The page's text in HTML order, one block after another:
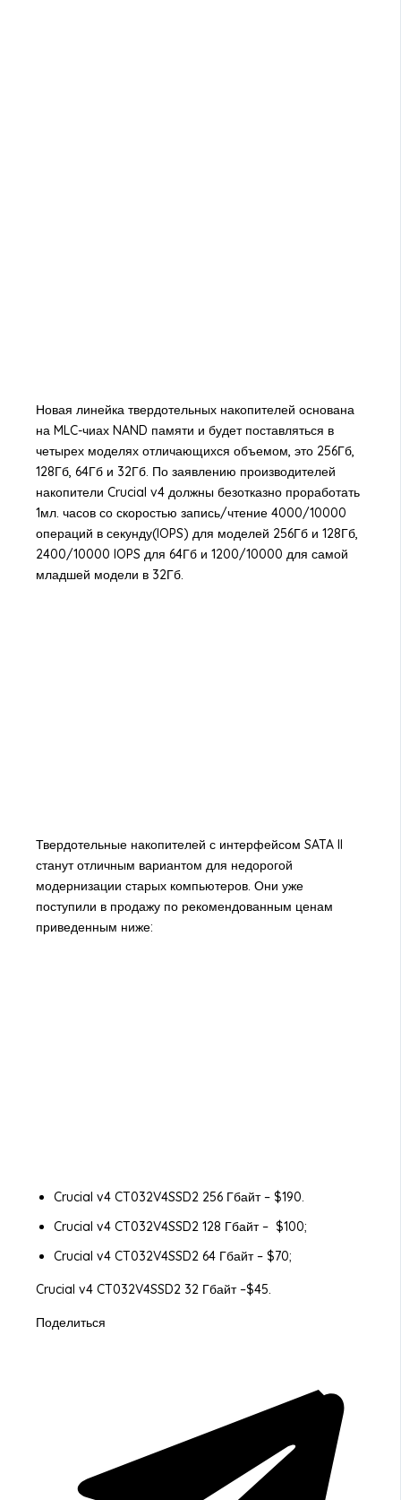
Новая линейка твердотельных накопителей основана
на MLC-чиах NAND памяти и будет поставляться в
четырех моделях отличающихся объемом, это 256Гб,
128Гб, 64Гб и 32Гб. По заявлению производителей
накопители Crucial v4 должны безотказно проработать
1мл. часов со скоростью запись/чтение 4000/10000
операций в секунду(IOPS) для моделей 256Гб и 128Гб,
2400/10000 IOPS для 64Гб и 1200/10000 для самой
младшей модели в 32Гб.
Твердотельные накопителей с интерфейсом SATA II
станут отличным вариантом для недорогой
модернизации старых компьютеров. Они уже
поступили в продажу по рекомендованным ценам
приведенным ниже:
Crucial v4 CT032V4SSD2 256 Гбайт – $190.
Crucial v4 CT032V4SSD2 128 Гбайт – $100;
Crucial v4 CT032V4SSD2 64 Гбайт – $70;
Crucial v4 CT032V4SSD2 32 Гбайт –$45.
Поделиться